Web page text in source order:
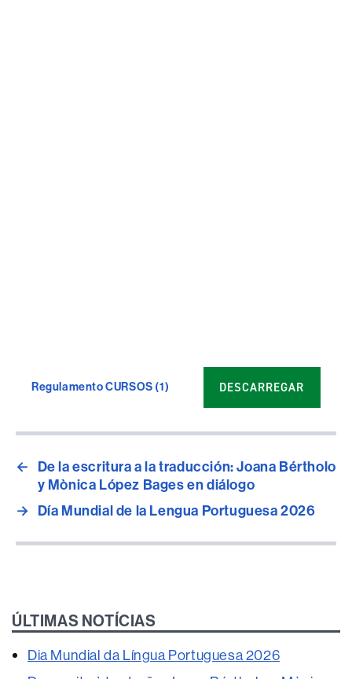
Regulamento CURSOS (1) DESCARREGAR
←
De la escritura a la traducción: Joana Bértholo
y Mònica López Bages en diálogo
→ Día Mundial de la Lengua Portuguesa 2026
ÚLTIMAS NOTÍCIAS
Dia Mundial da Língua Portuguesa 2026